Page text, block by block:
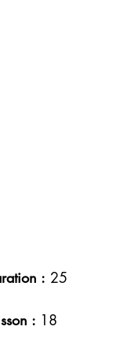
: 25
:
18